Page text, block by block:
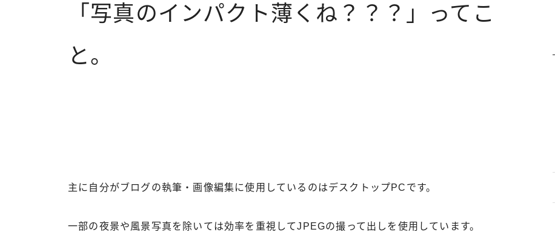
「写真のインパクト薄くね？？？」ってこ
と。
主に自分がブログの執筆・画像編集に使用しているのはデスクトップPCです。
一部の夜景や風景写真を除いては効率を重視してJPEGの撮って出しを使用しています。